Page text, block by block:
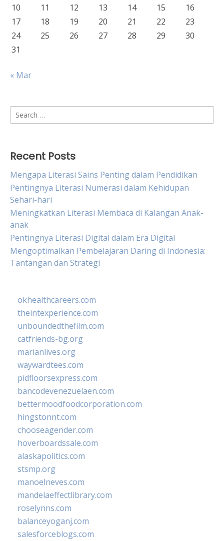
10 11 12 13 14 15
16
17
18 19 20 21 22
23
24
25 26 27 28 29
30
31
« Mar
Search
for:
Recent Posts
Mengapa Literasi Sains Penting dalam Pendidikan
Pentingnya Literasi Numerasi dalam Kehidupan
Sehari-hari
Meningkatkan Literasi Membaca di Kalangan Anak-
anak
Pentingnya Literasi Digital dalam Era Digital
Mengoptimalkan Pembelajaran Daring di Indonesia:
Tantangan dan Strategi
okhealthcareers.com
theintexperience.com
unboundedthefilm.com
catfriends-bg.org
marianlives.org
waywardtees.com
pidfloorsexpress.com
bancodevenezuelaen.com
bettermoodfoodcorporation.com
hingstonnt.com
chooseagender.com
hoverboardssale.com
alaskapolitics.com
stsmp.org
manoelneves.com
mandelaeffectlibrary.com
roselynns.com
balanceyoganj.com
salesforceblogs.com